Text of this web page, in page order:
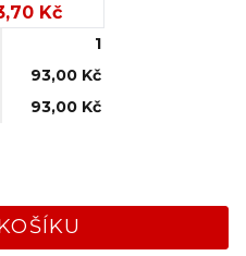
Kč
1
93,00 Kč
93,00 Kč